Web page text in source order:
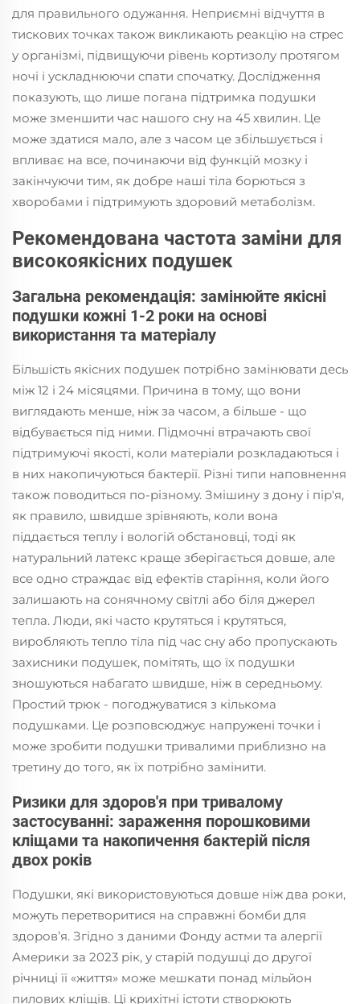
для правильного одужання. Неприємні відчуття в
тискових точках також викликають реакцію на стрес
у організмі, підвищуючи рівень кортизолу протягом
ночі і ускладнюючи спати спочатку. Дослідження
показують, що лише погана підтримка подушки
може зменшити час нашого сну на 45 хвилин. Це
може здатися мало, але з часом це збільшується і
впливає на все, починаючи від функцій мозку і
закінчуючи тим, як добре наші тіла борються з
хворобами і підтримують здоровий метаболізм.
Рекомендована частота заміни для
високоякісних подушек
Загальна рекомендація: замінюйте якісні
подушки кожні 1-2 роки на основі
використання та матеріалу
Більшість якісних подушек потрібно замінювати десь
між 12 і 24 місяцями. Причина в тому, що вони
виглядають менше, ніж за часом, а більше - що
відбувається під ними. Підмочні втрачають свої
підтримуючі якості, коли матеріали розкладаються і
в них накопичуються бактерії. Різні типи наповнення
також поводиться по-різному. Змішину з дону і пір'я,
як правило, швидше зрівняють, коли вона
піддається теплу і вологій обстановці, тоді як
натуральний латекс краще зберігається довше, але
все одно страждає від ефектів старіння, коли його
залишають на сонячному світлі або біля джерел
тепла. Люди, які часто крутяться і крутяться,
виробляють тепло тіла під час сну або пропускають
захисники подушек, помітять, що їх подушки
зношуються набагато швидше, ніж в середньому.
Простий трюк - погоджуватися з кількома
подушками. Це розповсюджує напружені точки і
може зробити подушки тривалими приблизно на
третину до того, як їх потрібно замінити.
Ризики для здоров'я при тривалому
застосуванні: зараження порошковими
кліщами та накопичення бактерій після
двох років
Подушки, які використовуються довше ніж два роки,
можуть перетворитися на справжні бомби для
здоров’я. Згідно з даними Фонду астми та алергії
Америки за 2023 рік, у старій подушці до другої
річниці її «життя» може мешкати понад мільйон
пилових кліщів. Ці крихітні істоти створюють